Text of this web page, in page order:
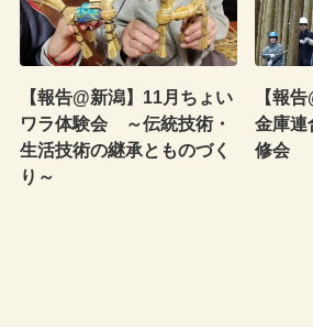
【報告@新潟】11月ちょい
ワラ体験会 ～伝統技術・
生活技術の継承とものづく
り～
【報
金庫連
修会